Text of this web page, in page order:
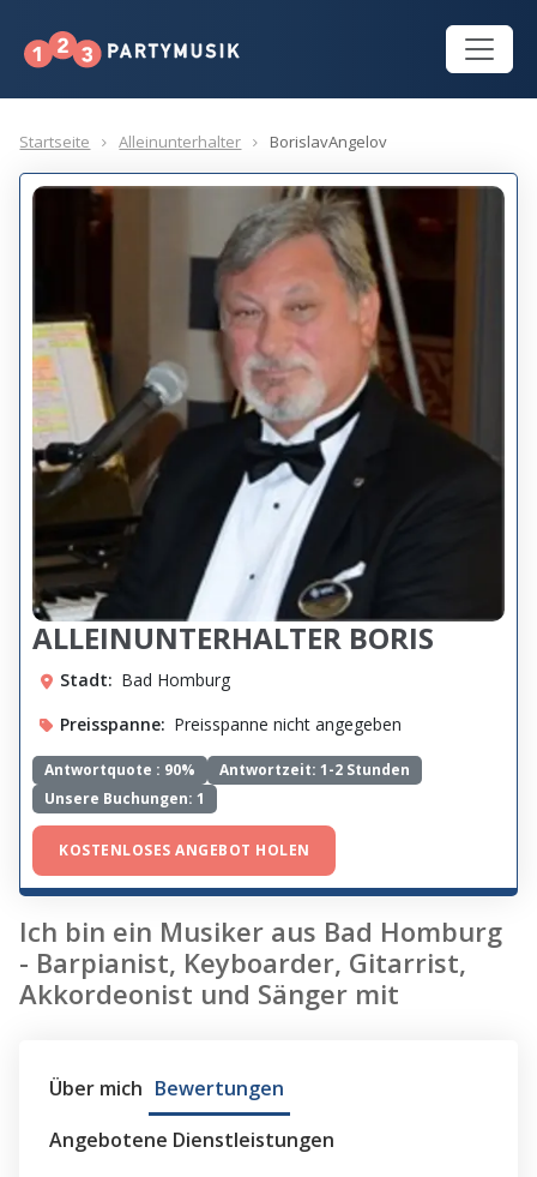
Startseite Alleinunterhalter BorislavAngelov
ALLEINUNTERHALTER BORIS
Stadt: Bad Homburg
Preisspanne: Preisspanne nicht angegeben
Antwortquote : 90%
Antwortzeit: 1-2 Stunden
Unsere Buchungen: 1
KOSTENLOSES ANGEBOT HOLEN
Ich bin ein Musiker aus Bad Homburg
- Barpianist, Keyboarder, Gitarrist,
Akkordeonist und Sänger mit
Über mich Bewertungen
Angebotene Dienstleistungen